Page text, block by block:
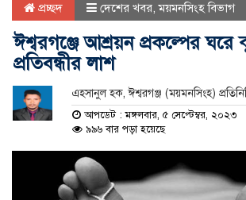
প্রচ্ছদ দেশের খবর,ময়মনসিংহ বিভাগ
ঈশ্বরগঞ্জে আশ্রয়ন প্রকল্পের ঘরে
প্রতিবন্ধীর লাশ
এহসানুল হক, ঈশ্বরগঞ্জ (ময়মনসিংহ)
আপডেট : মঙ্গলবার, ৫ সেপ্টেম্বর, ২০২৩
৯৯৬ বার পড়া হয়েছে